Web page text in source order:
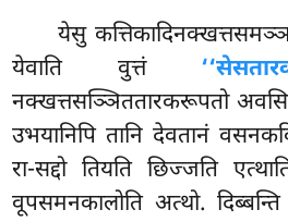
येसु
येवाति वुत्तं
नक्खत्तसञ्ञिततारकरूपतो
उभयानिपि तानि देवतानं
रा-सद्दो तियति छिज्जति
वूपसमनकालोति अत्थो.